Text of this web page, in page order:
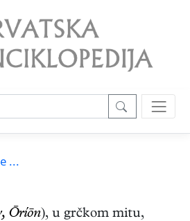
...
Ōríōn), u grčkom mitu,